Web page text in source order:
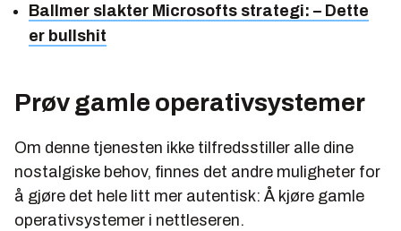
Ballmer slakter Microsofts strategi: – Dette
er bullshit
Prøv gamle operativsystemer
Om denne tjenesten ikke tilfredsstiller alle dine
nostalgiske behov, finnes det andre muligheter for
å gjøre det hele litt mer autentisk: Å kjøre gamle
operativsystemer i nettleseren.